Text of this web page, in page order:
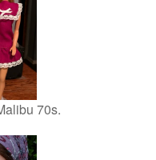
70s.